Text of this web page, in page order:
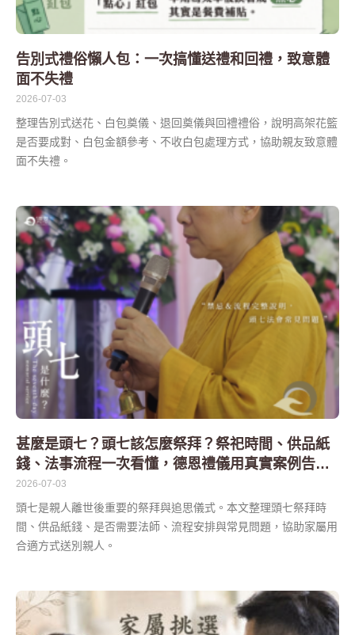
告別式禮俗懶人包：一次搞懂送禮和回禮，致意體
面不失禮
2026-07-03
整理告別式送花、白包奠儀、退回奠儀與回禮禮俗，說明高架花籃
是否要成對、白包金額參考、不收白包處理方式，協助親友致意體
面不失禮。
甚麼是頭七？頭七該怎麼祭拜？祭祀時間、供品紙
錢、法事流程一次看懂，德恩禮儀用真實案例告訴
您
2026-07-03
頭七是親人離世後重要的祭拜與追思儀式。本文整理頭七祭拜時
間、供品紙錢、是否需要法師、流程安排與常見問題，協助家屬用
合適方式送別親人。